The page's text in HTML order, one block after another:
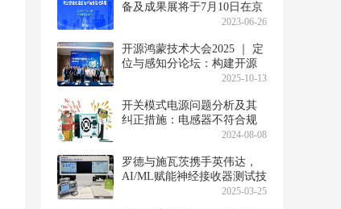
备及成果展将于7月10日在京
2023-06-26
开源鸿蒙技术大会2025 ｜ 定
位与感知分论坛：‌‌构建开源
鸿蒙全场景定位感知用户体
2025-10-13
开关模式电源问题分析及其
纠正措施：电感器不符合规
2024-08-08
罗德与施瓦茨携手英伟达，
AI/ML赋能神经接收器测试技
2025-03-25